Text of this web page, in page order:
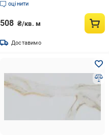
оцінити
508 ₴/кв. м
Доставимо